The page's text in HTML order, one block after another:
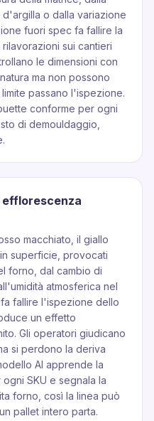
o dalla variazione
fuori spec fa fallire la
sui cantieri
le dimensioni con
ma non possono
passano l'ispezione.
conforme per ogni
di demouldaggio,
macchiato, il giallo
superficie, provocati
forno, dal cambio di
atmosferica nel
fallire l'ispezione dello
un effetto
Gli operatori giudicano
si perdono la deriva
AI apprende la
SKU e segnala la
forno, così la linea può
pallet intero parta.